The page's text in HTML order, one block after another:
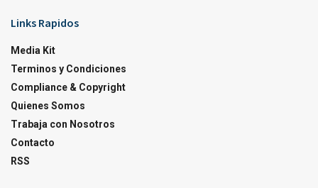
Links Rapidos
Media Kit
Terminos y Condiciones
Compliance & Copyright
Quienes Somos
Trabaja con Nosotros
Contacto
RSS